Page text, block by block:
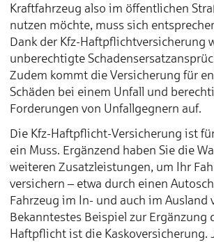
Kraftfahrzeug also im öffentlichen
nutzen möchte, muss sich
Dank der Kfz-Haftpflichtversicherung
unberechtigte
Zudem kommt die Versicherung für
Schäden bei einem Unfall und
Forderungen von Unfallgegnern auf.
Die Kfz-Haftpflicht-Versicherung ist
ein Muss. Ergänzend haben Sie die
weiteren Zusatzleistungen, um Ihr
versichern – etwa durch einen
Fahrzeug im In- und auch im Ausland
Bekanntestes Beispiel zur Ergänzung
Haftpflicht ist die Kaskoversicherung.